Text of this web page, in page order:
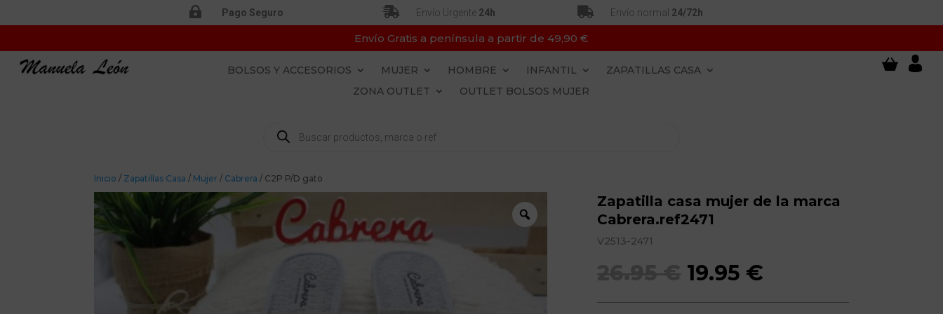
 Pago Seguro  Envío Urgente 24h  Envío normal 24/72h
Envío Gratis a península a partir de 49,90 €
BOLSOS Y ACCESORIOS MUJER HOMBRE INFANTIL
ZAPATILLAS CASA
ZONA OUTLET
OUTLET BOLSOS MUJER
Búsqueda
productos
Inicio / Zapatillas Casa / Mujer / Cabrera / C2P P/D gato
Zapatilla casa mujer de la marca
Cabrera.ref2471
V2513-2471
El
precio
19.95 €
precio